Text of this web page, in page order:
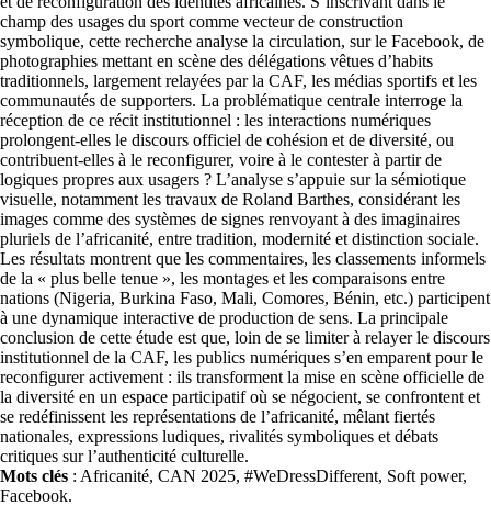
champ des usages du sport comme vecteur de construction
symbolique, cette recherche analyse la circulation, sur le Facebook, de
photographies mettant en scène des délégations vêtues d’habits
traditionnels, largement relayées par la CAF, les médias sportifs et les
communautés de supporters. La problématique centrale interroge la
réception de ce récit institutionnel : les interactions numériques
prolongent-elles le discours officiel de cohésion et de diversité, ou
contribuent-elles à le reconfigurer, voire à le contester à partir de
logiques propres aux usagers ? L’analyse s’appuie sur la sémiotique
visuelle, notamment les travaux de Roland Barthes, considérant les
images comme des systèmes de signes renvoyant à des imaginaires
pluriels de l’africanité, entre tradition, modernité et distinction sociale.
Les résultats montrent que les commentaires, les classements informels
de la « plus belle tenue », les montages et les comparaisons entre
nations (Nigeria, Burkina Faso, Mali, Comores, Bénin, etc.) participent
à une dynamique interactive de production de sens. La principale
conclusion de cette étude est que, loin de se limiter à relayer le discours
institutionnel de la CAF, les publics numériques s’en emparent pour le
reconfigurer activement : ils transforment la mise en scène officielle de
la diversité en un espace participatif où se négocient, se confrontent et
se redéfinissent les représentations de l’africanité, mêlant fiertés
nationales, expressions ludiques, rivalités symboliques et débats
critiques sur l’authenticité culturelle.
Mots clés : Africanité, CAN 2025, #WeDressDifferent, Soft power,
Facebook.